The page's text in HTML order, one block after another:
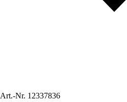
Art.-Nr. 12337836